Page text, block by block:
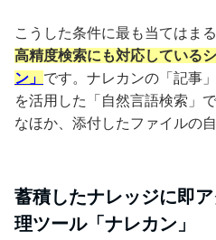
こうした条件に最も当てはまる
高精度検索にも対応している
ン」 です。ナレカンの「記事
を活用した「自然言語検索」
なほか、添付したファイルの
蓄積したナレッジに即
理ツール「ナレカン」